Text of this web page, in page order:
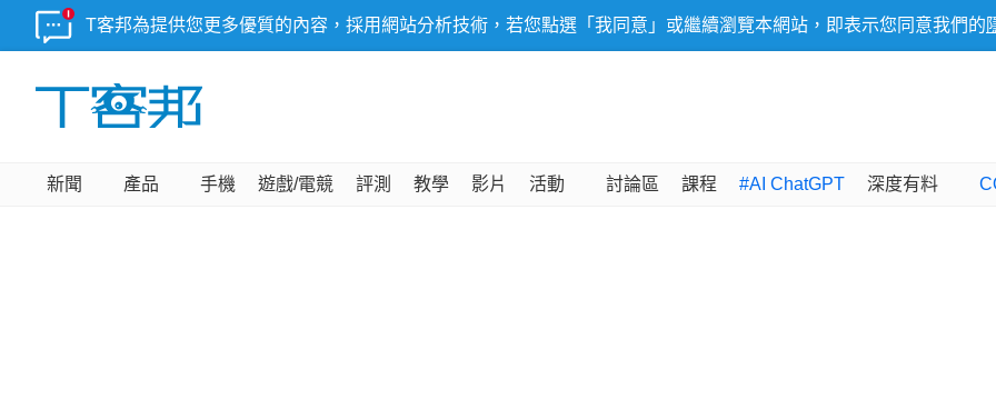
T客邦為提供您更多優質的內容，採用網站分析技術，若您點選「我同意」或繼續瀏覽本網站，即表示您同意我們的
新聞 產品 手機 遊戲/電競 評測 教學 影片 活動 討論區 課程 #AI ChatGPT 深度有料